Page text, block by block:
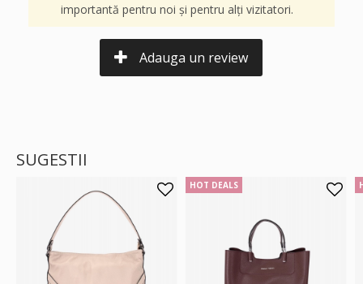
importantă pentru noi și pentru alți vizitatori.
Adauga un review
SUGESTII
HOT DEALS